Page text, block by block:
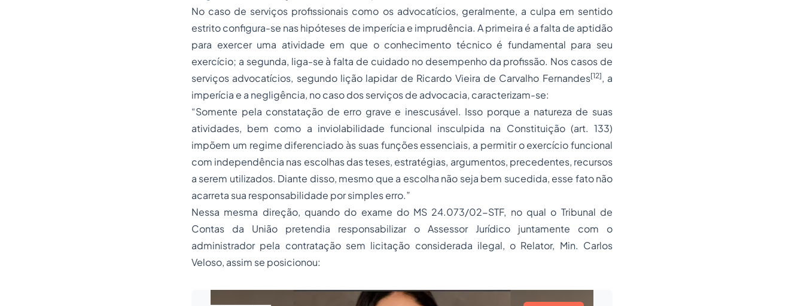
No caso de serviços profissionais como os advocatícios, geralmente, a culpa em sentido
estrito configura-se nas hipóteses de imperícia e imprudência. A primeira é a falta de aptidão
para exercer uma atividade em que o conhecimento técnico é fundamental para seu
exercício; a segunda, liga-se à falta de cuidado no desempenho da profissão. Nos casos de
serviços advocatícios, segundo lição lapidar de Ricardo Vieira de Carvalho Fernandes[12], a
imperícia e a negligência, no caso dos serviços de advocacia, caracterizam-se:
“Somente pela constatação de erro grave e inescusável. Isso porque a natureza de suas
atividades, bem como a inviolabilidade funcional insculpida na Constituição (art. 133)
impõem um regime diferenciado às suas funções essenciais, a permitir o exercício funcional
com independência nas escolhas das teses, estratégias, argumentos, precedentes, recursos
a serem utilizados. Diante disso, mesmo que a escolha não seja bem sucedida, esse fato não
acarreta sua responsabilidade por simples erro.”
Nessa mesma direção, quando do exame do MS 24.073/02-STF, no qual o Tribunal de
Contas da União pretendia responsabilizar o Assessor Jurídico juntamente com o
administrador pela contratação sem licitação considerada ilegal, o Relator, Min. Carlos
Veloso, assim se posicionou: